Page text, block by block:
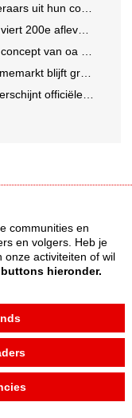
agenda volledig weg te geven
voor het agencylandschap
Erven Dorens, herleeft in eigentijds format
nog altijd grootste branche
Soldaat van Oranje - De Musical
communities en
en volgers. Heb je
onze activiteiten of wil
hieronder.